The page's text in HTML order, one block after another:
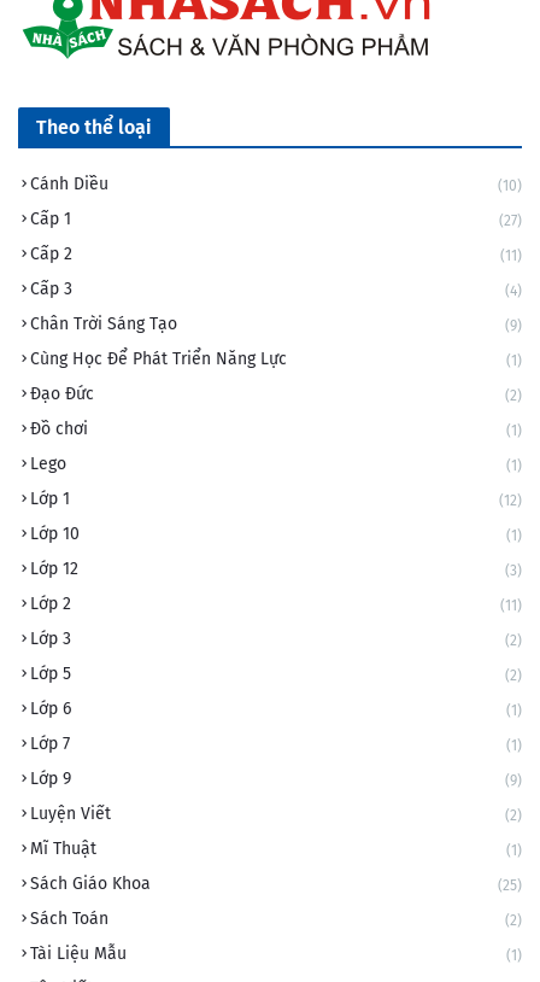
Theo thể loại
Cánh Diều (10)
Cấp 1 (27)
Cấp 2 (11)
Cấp 3 (4)
Chân Trời Sáng Tạo (9)
Cùng Học Để Phát Triển Năng Lực (1)
Đạo Đức (2)
Đồ chơi (1)
Lego (1)
Lớp 1 (12)
Lớp 10 (1)
Lớp 12 (3)
Lớp 2 (11)
Lớp 3 (2)
Lớp 5 (2)
Lớp 6 (1)
Lớp 7 (1)
Lớp 9 (9)
Luyện Viết (2)
Mĩ Thuật (1)
Sách Giáo Khoa (25)
Sách Toán (2)
Tài Liệu Mẫu (1)